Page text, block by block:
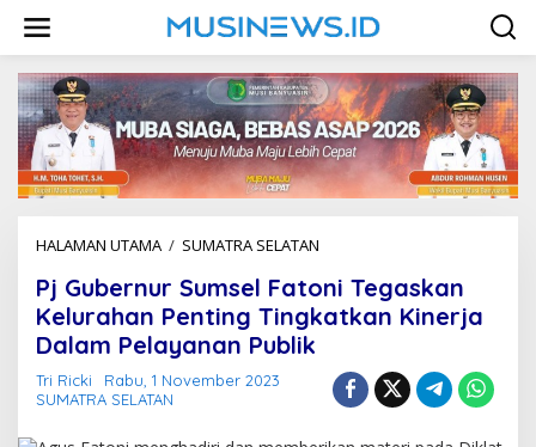
w
HALAMAN UTAMA / SUMATRA SELATAN
G
u
b
Pj Gubernur Sumsel Fatoni Tegaskan
Kelurahan Penting Tingkatkan Kinerja
Dalam Pelayanan Publik
Tri Ricki
Rabu, 1 November 2023
SUMATRA SELATAN